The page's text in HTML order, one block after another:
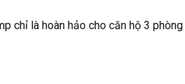
chỉ là hoàn hảo cho căn hộ 3